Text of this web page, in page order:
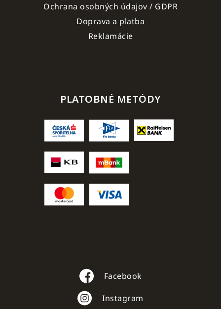
Ochrana osobných údajov / GDPR
Doprava a platba
Reklamácie
PLATOBNÉ METÓDY
Facebook
Instagram